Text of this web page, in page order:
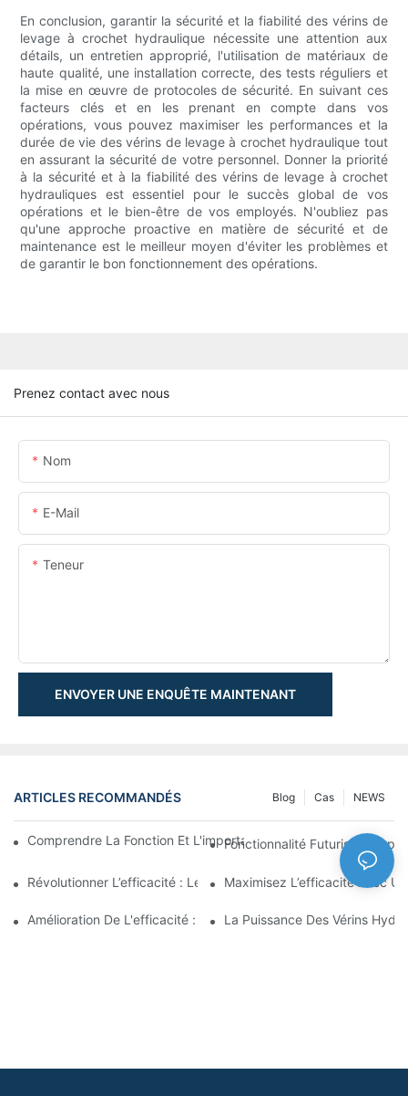
En conclusion, garantir la sécurité et la fiabilité des vérins de
levage à crochet hydraulique nécessite une attention aux
détails, un entretien approprié, l'utilisation de matériaux de
haute qualité, une installation correcte, des tests réguliers et
la mise en œuvre de protocoles de sécurité. En suivant ces
facteurs clés et en les prenant en compte dans vos
opérations, vous pouvez maximiser les performances et la
durée de vie des vérins de levage à crochet hydraulique tout
en assurant la sécurité de votre personnel. Donner la priorité
à la sécurité et à la fiabilité des vérins de levage à crochet
hydrauliques est essentiel pour le succès global de vos
opérations et le bien-être de vos employés. N'oubliez pas
qu'une approche proactive en matière de sécurité et de
maintenance est le meilleur moyen d'éviter les problèmes et
de garantir le bon fonctionnement des opérations.
Prenez contact avec nous
Nom
E-Mail
Teneur
ENVOYER UNE ENQUÊTE MAINTENANT
ARTICLES RECOMMANDÉS NEWS
Cas
Blog
Comprendre La Fonction Et L'importance Des Vérins
Fonctionnalité Futuriste :
Révolutionner L’efficacité : Le Vérin Télescopique Électrique
Maximisez L’efficacité Avec
Amélioration De L'efficacité : Les Avantages D'un Vérin
La Puissance Des Vérins